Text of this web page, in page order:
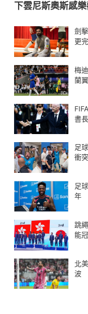
下雲尼斯奧斯感
劍
更
梅
蘭
書
足
衝
足
年
跳繩
北
波